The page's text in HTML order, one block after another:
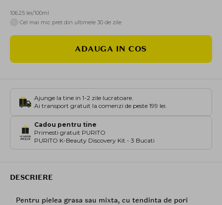
106.25 lei/100ml
Cel mai mic pret din ultimele 30 de zile
ADAUGA IN COS
Ajunge la tine in 1-2 zile lucratoare.
Ai transport gratuit la comenzi de peste 199 lei.
Cadou pentru tine
Primesti gratuit PURITO
PURITO K-Beauty Discovery Kit - 3 Bucati
DESCRIERE
Pentru pielea grasa sau mixta, cu tendinta de pori